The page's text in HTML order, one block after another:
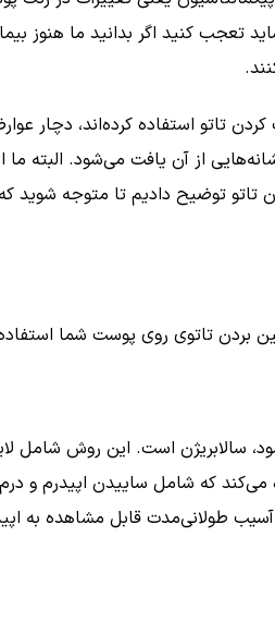
تعجب کنید اگر بدانید ما هنوز
کردن تاتو استفاده کرده‌اند،
از آن یافت می‌شود. البته
توضیح دادیم تا متوجه شوید
تاتوی روی پوست شما استفاده
سالابریژن است. این روش شامل
می‌کند که شامل ساییدن اپیدرم و
آسیب طولانی‌مدت قابل مشاهده به